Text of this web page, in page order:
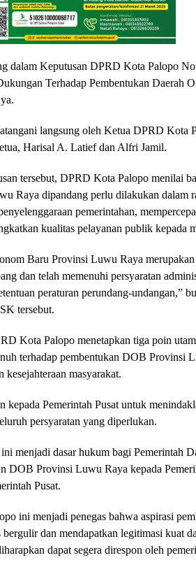
dalam Keputusan DPRD Kota Palopo
Terhadap Pembentukan Daerah
langsung oleh Ketua DPRD Kota
Harisal A. Latief dan Alfri Jamil.
tersebut, DPRD Kota Palopo menilai
Raya dipandang perlu dilakukan dalam
pemerintahan,
kualitas pelayanan publik kepada
Baru Provinsi Luwu Raya merupakan
dan telah memenuhi persyaratan
peraturan perundang-undangan,”
tersebut.
Kota Palopo menetapkan tiga poin
terhadap pembentukan DOB Provinsi
kesejahteraan masyarakat.
kepada Pemerintah Pusat untuk
persyaratan yang diperlukan.
menjadi dasar hukum bagi Pemerintah
DOB Provinsi Luwu Raya kepada
Pusat.
ini menjadi penegas bahwa aspirasi
dan mendapatkan legitimasi kuat
dapat segera direspon oleh